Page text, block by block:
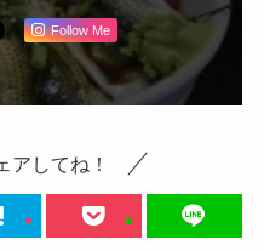
Follow Me
アしてね！